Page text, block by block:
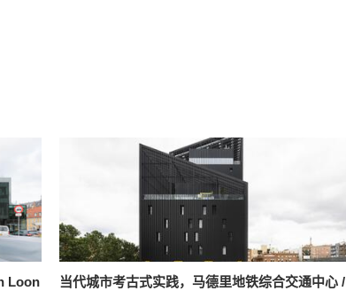
Loon
当代城市考古式实践，马德里地铁综合交通中心 /